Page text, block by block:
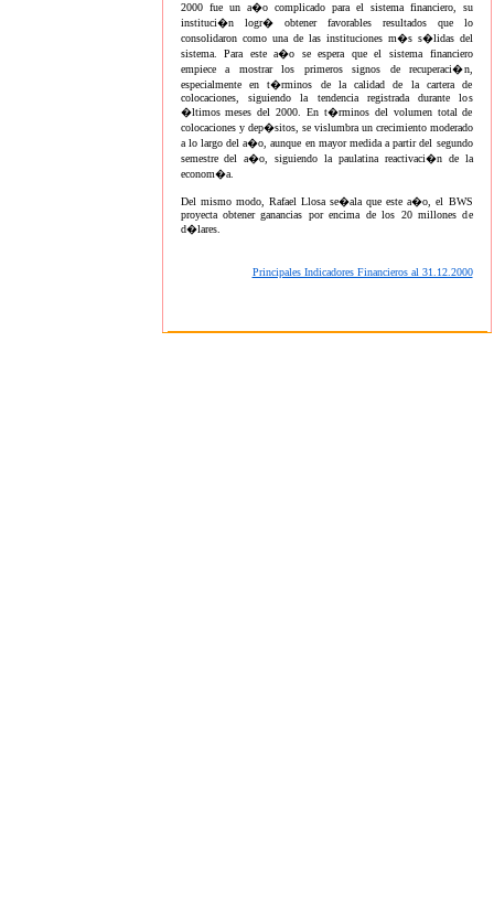
2000 fue un a�o complicado para el sistema financiero, su
instituci�n logr� obtener favorables resultados que lo
consolidaron como una de las instituciones m�s s�lidas del
sistema. Para este a�o se espera que el sistema financiero
empiece a mostrar los primeros signos de recuperaci�n,
especialmente en t�rminos de la calidad de la cartera de
colocaciones, siguiendo la tendencia registrada durante los
�ltimos meses del 2000. En t�rminos del volumen total de
colocaciones y dep�sitos, se vislumbra un crecimiento moderado
a lo largo del a�o, aunque en mayor medida a partir del segundo
semestre del a�o, siguiendo la paulatina reactivaci�n de la
econom�a.
Del mismo modo, Rafael Llosa se�ala que este a�o, el BWS
proyecta obtener ganancias por encima de los 20 millones de
d�lares.
Principales Indicadores Financieros al 31.12.2000